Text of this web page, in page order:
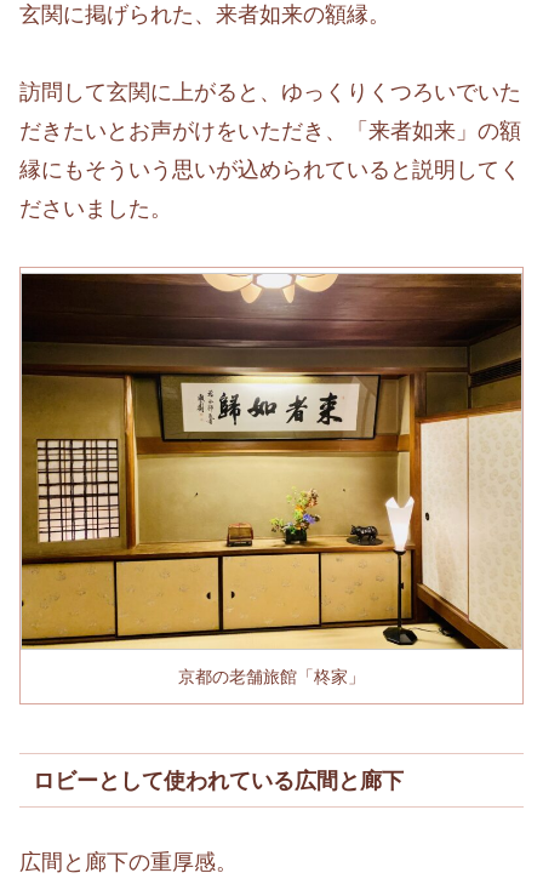
玄関に掲げられた、来者如来の額縁。
訪問して玄関に上がると、ゆっくりくつろいでいた
だきたいとお声がけをいただき、「来者如来」の額
縁にもそういう思いが込められていると説明してく
ださいました。
京都の老舗旅館「柊家」
ロビーとして使われている広間と廊下
広間と廊下の重厚感。